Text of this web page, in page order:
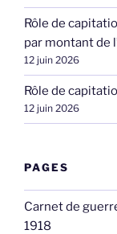
Rôle de
par montant de
12 juin 2026
Rôle de
12 juin 2026
PAGES
Carnet de
1918